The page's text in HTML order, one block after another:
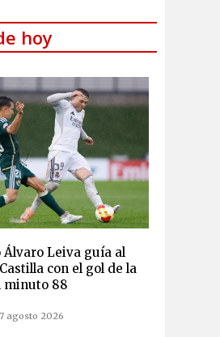
hoy
Álvaro Leiva guía al
con el gol de la
minuto 88
7 agosto 2026